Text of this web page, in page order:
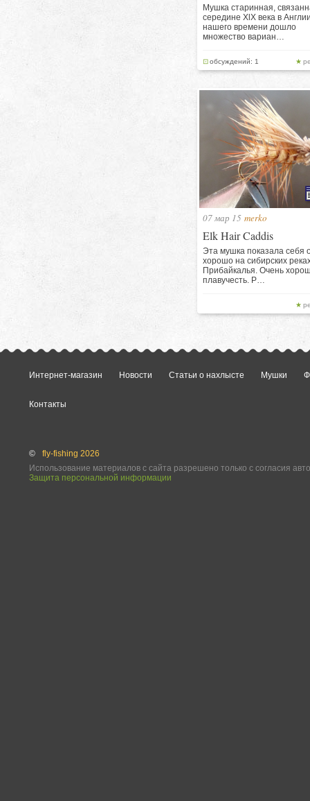
Мушка старинная,
середине XlX века в
нашего времени дошло
множество вариан…
обсуждений: 1
07 мар 15 merko
Elk Hair Caddis
Эта мушка показала себя
хорошо на сибирских
Прибайкалья. Очень
плавучесть. Р…
Интернет-магазин Новости Статьи о нахлысте Мушки
Контакты
©
fly-fishing 2026
Использование материалов с сайта разрешено только с согласия
Защита персональной информации